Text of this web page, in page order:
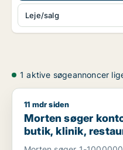
Leje/salg
1 aktive søgeannoncer
Morten søger kontor,
11 mdr siden
Morten søger
butik, klinik,